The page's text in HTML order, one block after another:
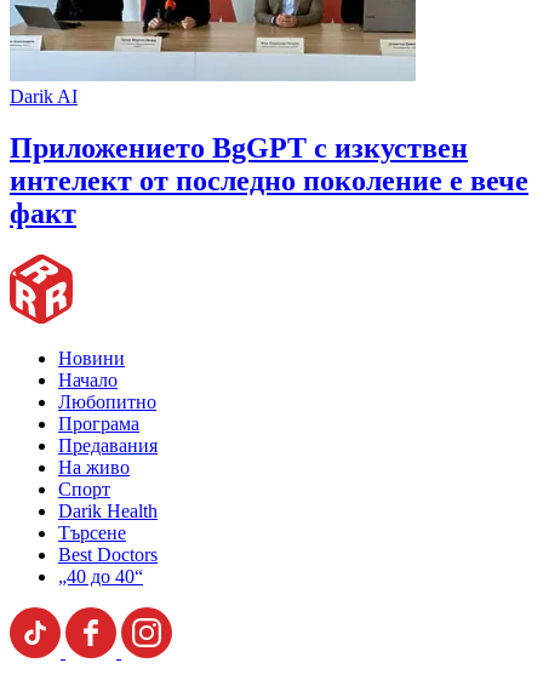
Darik AI
Приложението BgGPT с изкуствен
интелект от последно поколение е вече
факт
Новини
Начало
Любопитно
Програма
Предавания
На живо
Спорт
Darik Health
Търсене
Best Doctors
„40 до 40“